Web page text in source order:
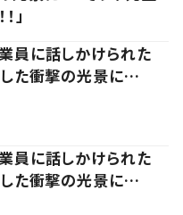
」
員に話しかけられた
した衝撃の光景に…
員に話しかけられた
した衝撃の光景に…